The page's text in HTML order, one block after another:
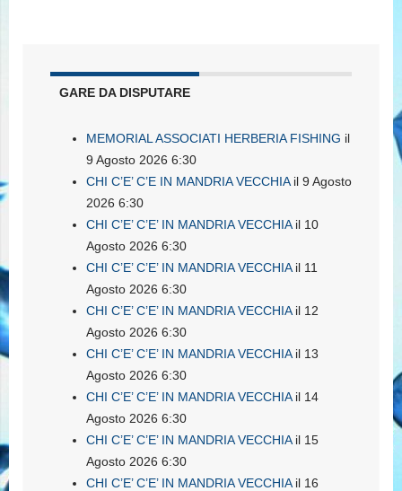
GARE DA DISPUTARE
MEMORIAL ASSOCIATI HERBERIA FISHING il
9 Agosto 2026 6:30
CHI C’E’ C’E IN MANDRIA VECCHIAil 9 Agosto
2026 6:30
CHI C’E’ C’E’ IN MANDRIA VECCHIAil 10
Agosto 2026 6:30
CHI C’E’ C’E’ IN MANDRIA VECCHIAil 11
Agosto 2026 6:30
CHI C’E’ C’E’ IN MANDRIA VECCHIAil 12
Agosto 2026 6:30
CHI C’E’ C’E’ IN MANDRIA VECCHIAil 13
Agosto 2026 6:30
CHI C’E’ C’E’ IN MANDRIA VECCHIAil 14
Agosto 2026 6:30
CHI C’E’ C’E’ IN MANDRIA VECCHIAil 15
Agosto 2026 6:30
CHI C’E’ C’E’ IN MANDRIA VECCHIAil 16